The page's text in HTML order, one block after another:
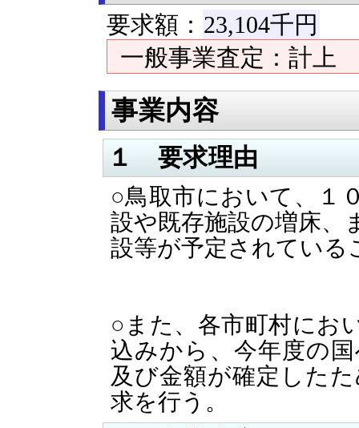
要求額： 23,104千円
一般事業査定：計
事業内容
１ 要求理由
○鳥取市において、１
設や既存施設の増床、
設等が予定されている
○また、各市町村にお
込みから、今年度の
及び金額が確定した
求を行う。